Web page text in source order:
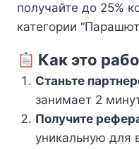
получайте до 25%
категории
Как это
Станьте
занимает 2
Получите
уникальную для